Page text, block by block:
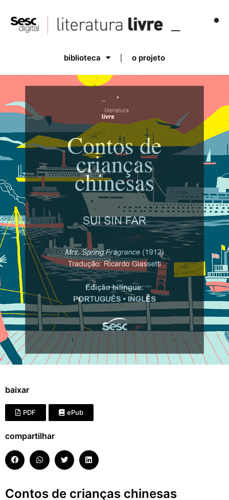
biblioteca o projeto
baixar
PDF ePub
compartilhar
Contos de crianças chinesas